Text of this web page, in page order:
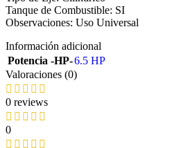
Tanque de Combustible: SI
Observaciones: Uso Universal
Información adicional
Potencia -HP-6.5 HP
Valoraciones (0)
0 reviews
0